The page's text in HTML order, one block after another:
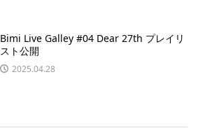
Bimi Live Galley #04 Dear 27th プレイリ
スト公開
2025.04.28